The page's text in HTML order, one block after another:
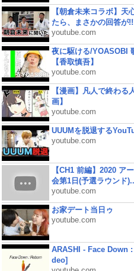
【朝倉未来コラボ】
たら、まさかの回答が
youtube.com
夜に駆ける/YOASOBI
【香取慎吾】
youtube.com
【漫画】凡人で終わる
画】
youtube.com
UUUMを脱退する
youtube.com
【CH1 前編】2020 ア
会第1日(予選ラウンド
youtube.com
お家デート当日ゥ
youtube.com
ARASHI - Face Down
deo]